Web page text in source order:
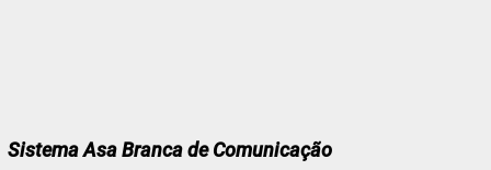
Sistema Asa Branca de Comunicação